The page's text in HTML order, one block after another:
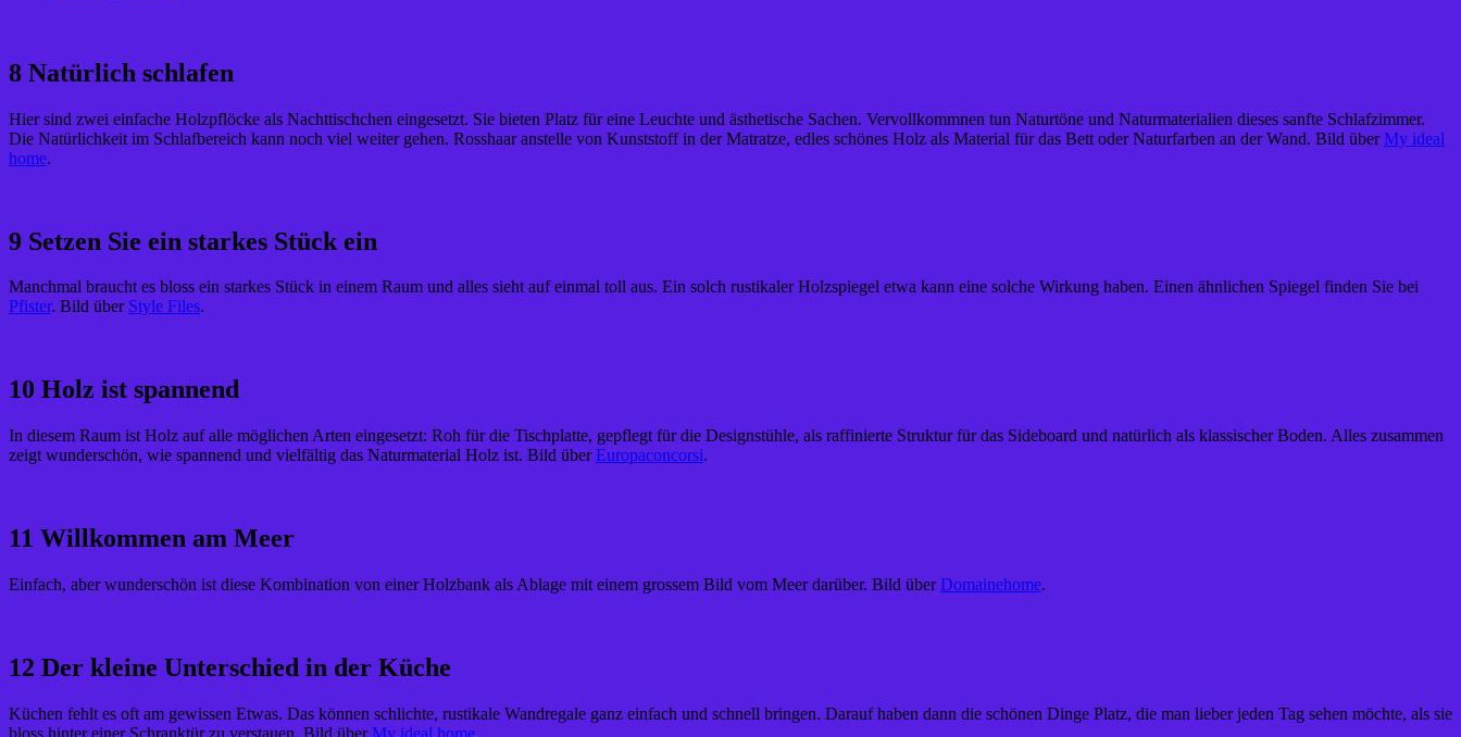
8 Natürlich schlafen
Hier sind zwei einfache Holzpflöcke als Nachttischchen eingesetzt. Sie bieten Platz für eine Leuchte und ästhetische Sachen. Vervollkommnen tun Naturtöne und Naturmaterialien dieses sanfte Schlafzimmer.
Die Natürlichkeit im Schlafbereich kann noch viel weiter gehen. Rosshaar anstelle von Kunststoff in der Matratze, edles schönes Holz als Material für das Bett oder Naturfarben an der Wand. Bild über My ideal
home.
9 Setzen Sie ein starkes Stück ein
Manchmal braucht es bloss ein starkes Stück in einem Raum und alles sieht auf einmal toll aus. Ein solch rustikaler Holzspiegel etwa kann eine solche Wirkung haben. Einen ähnlichen Spiegel finden Sie bei
Pfister. Bild über Style Files.
10 Holz ist spannend
In diesem Raum ist Holz auf alle möglichen Arten eingesetzt: Roh für die Tischplatte, gepflegt für die Designstühle, als raffinierte Struktur für das Sideboard und natürlich als klassischer Boden. Alles zusammen
zeigt wunderschön, wie spannend und vielfältig das Naturmaterial Holz ist. Bild über Europaconcorsi.
11 Willkommen am Meer
Einfach, aber wunderschön ist diese Kombination von einer Holzbank als Ablage mit einem grossem Bild vom Meer darüber. Bild über Domainehome.
12 Der kleine Unterschied in der Küche
Küchen fehlt es oft am gewissen Etwas. Das können schlichte, rustikale Wandregale ganz einfach und schnell bringen. Darauf haben dann die schönen Dinge Platz, die man lieber jeden Tag sehen möchte, als sie
bloss hinter einer Schranktür zu verstauen. Bild über My ideal home.